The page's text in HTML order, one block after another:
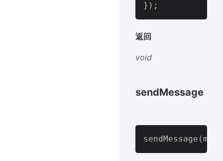
} ) ;
返回
void
sendMessage